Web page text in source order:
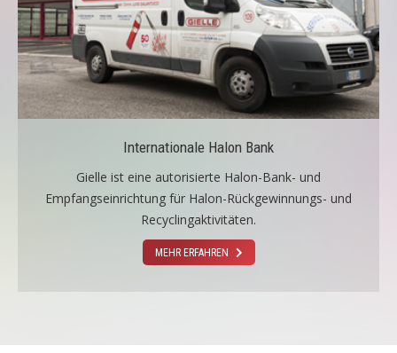
Internationale Halon Bank
Gielle ist eine autorisierte Halon-Bank- und
Empfangseinrichtung für Halon-Rückgewinnungs- und
Recyclingaktivitäten.
MEHR ERFAHREN